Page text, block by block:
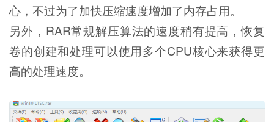
心，不过为了加快压缩速度增加了内存占用。
另外，RAR常规解压算法的速度稍有提高，恢复
卷的创建和处理可以使用多个CPU核心来获得更
高的处理速度。